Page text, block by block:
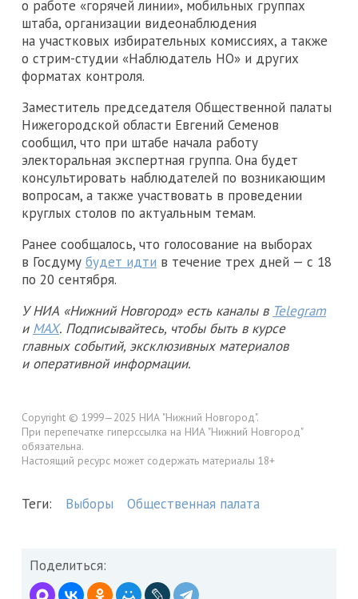
о работе «горячей линии», мобильных группах
штаба, организации видеонаблюдения
на участковых избирательных комиссиях, а также
о стрим-студии «Наблюдатель НО» и других
форматах контроля.
Заместитель председателя Общественной палаты
Нижегородской области Евгений Семенов
сообщил, что при штабе начала работу
электоральная экспертная группа. Она будет
консультировать наблюдателей по возникающим
вопросам, а также участвовать в проведении
круглых столов по актуальным темам.
Ранее сообщалось, что голосование на выборах
в Госдуму будет идти в течение трех дней — с 18
по 20 сентября.
У НИА «Нижний Новгород» есть каналы в Telegram
и MAX. Подписывайтесь, чтобы быть в курсе
главных событий, эксклюзивных материалов
и оперативной информации.
Copyright © 1999—2025 НИА "Нижний Новгород".
При перепечатке гиперссылка на НИА "Нижний Новгород"
обязательна.
Настоящий ресурс может содержать материалы 18+
Теги: Выборы Общественная палата
Поделиться: